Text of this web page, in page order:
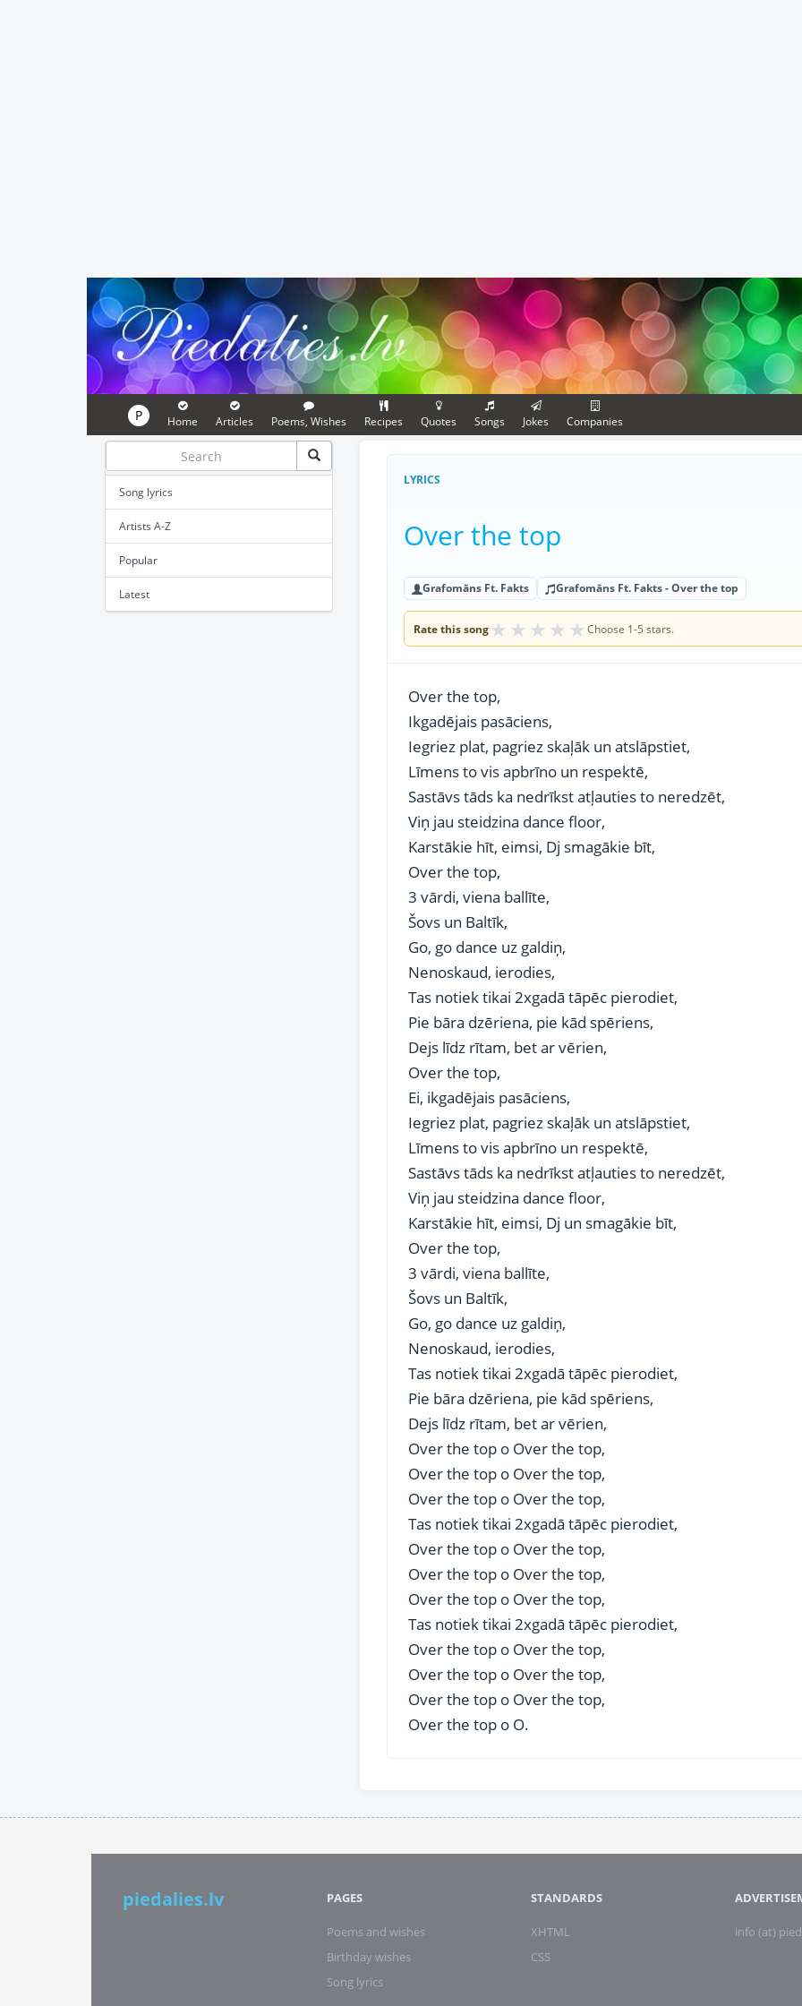
P Home Articles Poems, Wishes Recipes Quotes Songs Jokes Companies
Song lyrics
Artists A-Z
Popular
Latest
LYRICS
Over the top
Grafomāns Ft. Fakts Grafomāns Ft. Fakts - Over the top
Rate this song★ ★ ★ ★ ★ Choose 1-5 stars.
Over the top,
Ikgadējais pasāciens,
Iegriez plat, pagriez skaļāk un atslāpstiet,
Līmens to vis apbrīno un respektē,
Sastāvs tāds ka nedrīkst atļauties to neredzēt,
Viņ jau steidzina dance floor,
Karstākie hīt, eimsi, Dj smagākie bīt,
Over the top,
3 vārdi, viena ballīte,
Šovs un Baltīk,
Go, go dance uz galdiņ,
Nenoskaud, ierodies,
Tas notiek tikai 2xgadā tāpēc pierodiet,
Pie bāra dzēriena, pie kād spēriens,
Dejs līdz rītam, bet ar vērien,
Over the top,
Ei, ikgadējais pasāciens,
Iegriez plat, pagriez skaļāk un atslāpstiet,
Līmens to vis apbrīno un respektē,
Sastāvs tāds ka nedrīkst atļauties to neredzēt,
Viņ jau steidzina dance floor,
Karstākie hīt, eimsi, Dj un smagākie bīt,
Over the top,
3 vārdi, viena ballīte,
Šovs un Baltīk,
Go, go dance uz galdiņ,
Nenoskaud, ierodies,
Tas notiek tikai 2xgadā tāpēc pierodiet,
Pie bāra dzēriena, pie kād spēriens,
Dejs līdz rītam, bet ar vērien,
Over the top o Over the top,
Over the top o Over the top,
Over the top o Over the top,
Tas notiek tikai 2xgadā tāpēc pierodiet,
Over the top o Over the top,
Over the top o Over the top,
Over the top o Over the top,
Tas notiek tikai 2xgadā tāpēc pierodiet,
Over the top o Over the top,
Over the top o Over the top,
Over the top o Over the top,
Over the top o O.
piedalies.lv PAGES
Poems and wishes
Birthday wishes
Song lyrics
STANDARDS
XHTML
CSS
info (at)